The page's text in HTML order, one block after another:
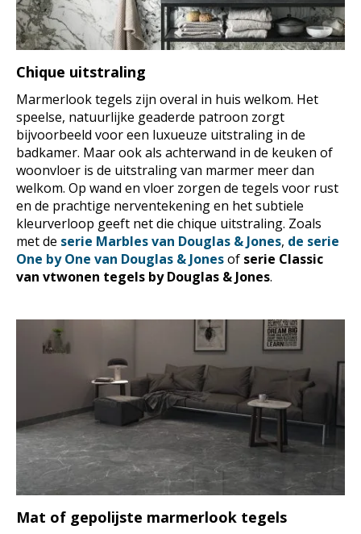
Chique uitstraling
Marmerlook tegels zijn overal in huis welkom. Het
speelse, natuurlijke geaderde patroon zorgt
bijvoorbeeld voor een luxueuze uitstraling in de
badkamer. Maar ook als achterwand in de keuken of
woonvloer is de uitstraling van marmer meer dan
welkom. Op wand en vloer zorgen de tegels voor rust
en de prachtige nerventekening en het subtiele
kleurverloop geeft net die chique uitstraling. Zoals
met de serie Marbles van Douglas & Jones, de serie
One by One van Douglas & Jonesof serie Classic
van vtwonen tegels by Douglas & Jones.
Mat of gepolijste marmerlook tegels